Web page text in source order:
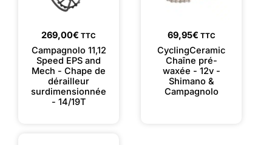
269,00€ TTC
Campagnolo 11,12
Speed EPS and
Mech - Chape de
dérailleur
surdimensionnée
- 14/19T
69,95€ TTC
CyclingCeramic
Chaîne pré-
waxée - 12v -
Shimano &
Campagnolo